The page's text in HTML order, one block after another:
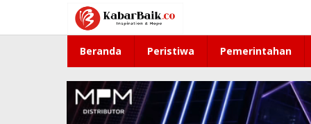
konten
Beranda Peristiwa Pemerintahan